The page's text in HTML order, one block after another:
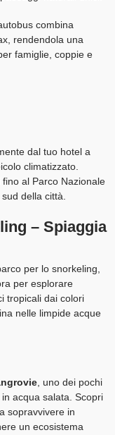
combina
rendendola una
famiglie, coppie e
dal tuo hotel a
climatizzato.
al Parco Nazionale
della città.
– Spiaggia
per lo snorkeling,
per esplorare
tropicali dai colori
nelle limpide acque
, uno dei pochi
acqua salata. Scopri
sopravvivere in
un ecosistema